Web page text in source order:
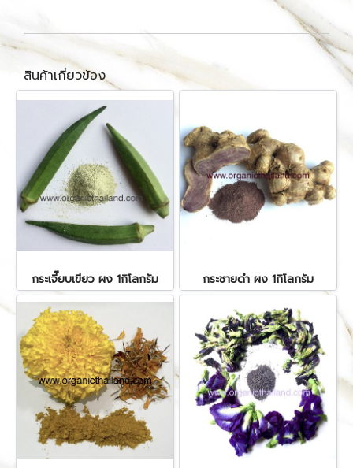
สินค้าเกี่ยวข้อง
กระเจี๊ยบเขียว ผง 1กิโลกรัม กระชายดำ ผง 1กิโลกรัม